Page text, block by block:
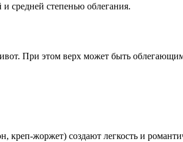
средней степенью облегания.
При этом верх может быть
жоржет) создают легкость и